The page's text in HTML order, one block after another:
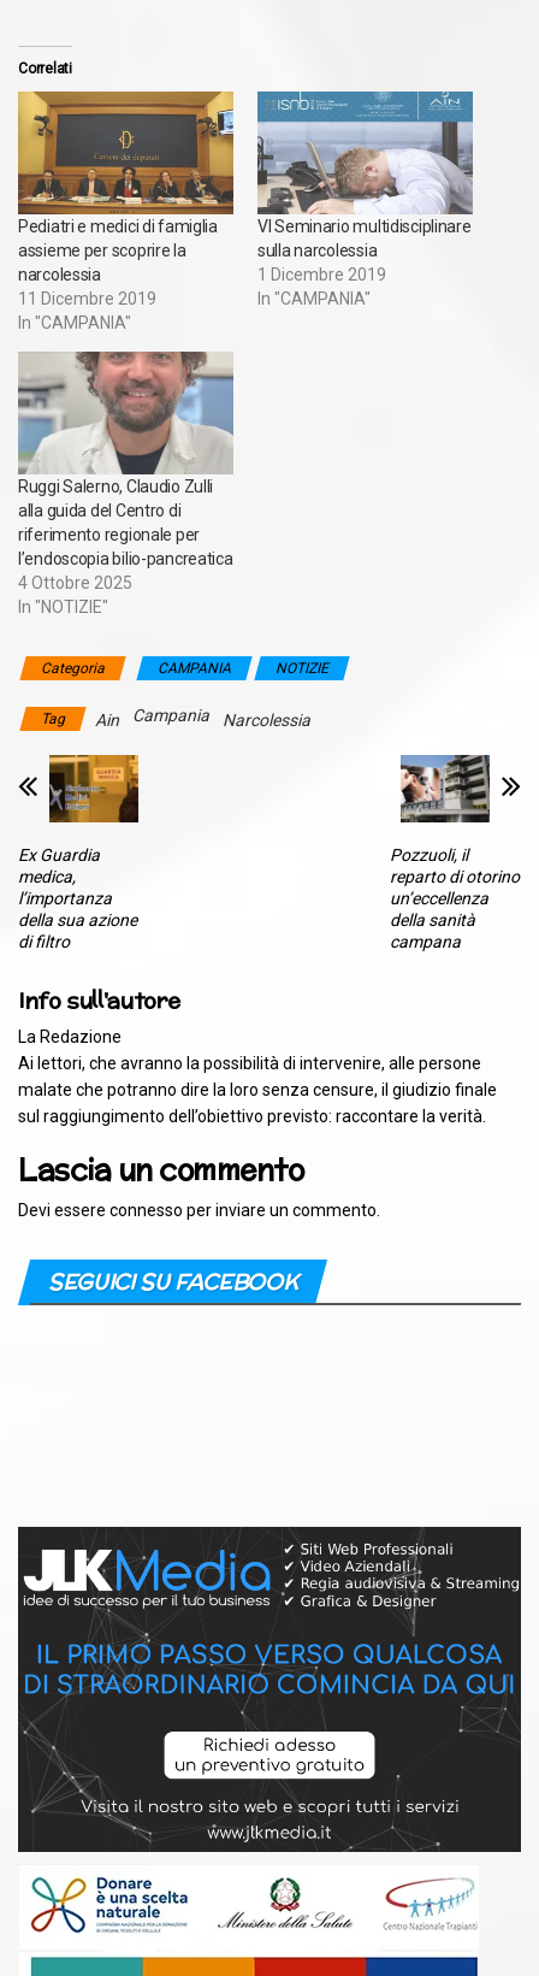
Correlati
Pediatri e medici di famiglia
assieme per scoprire la
narcolessia
11 Dicembre 2019
In "CAMPANIA"
VI Seminario multidisciplinare
sulla narcolessia
1 Dicembre 2019
In "CAMPANIA"
Ruggi Salerno, Claudio Zulli
alla guida del Centro di
riferimento regionale per
l’endoscopia bilio-pancreatica
4 Ottobre 2025
In "NOTIZIE"
Categoria CAMPANIA NOTIZIE
Tag Ain Campania Narcolessia
Ex Guardia
medica,
l’importanza
della sua azione
di filtro
Pozzuoli, il
reparto di otorino
un’eccellenza
della sanità
campana
Info sull'autore
La Redazione
Ai lettori, che avranno la possibilità di intervenire, alle persone
malate che potranno dire la loro senza censure, il giudizio finale
sul raggiungimento dell’obiettivo previsto: raccontare la verità.
Lascia un commento
Devi essere connesso per inviare un commento.
SEGUICI SU FACEBOOK